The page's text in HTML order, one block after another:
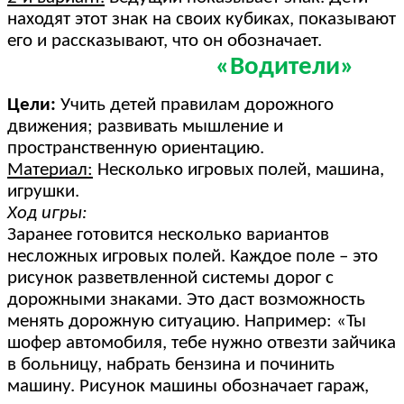
находят этот знак на своих кубиках, показывают
его и рассказывают, что он обозначает.
«Водители»
Цели: Учить детей правилам дорожного
движения; развивать мышление и
пространственную ориентацию.
Материал: Несколько игровых полей, машина,
игрушки.
Ход игры:
Заранее готовится несколько вариантов
несложных игровых полей. Каждое поле – это
рисунок разветвленной системы дорог с
дорожными знаками. Это даст возможность
менять дорожную ситуацию. Например: «Ты
шофер автомобиля, тебе нужно отвезти зайчика
в больницу, набрать бензина и починить
машину. Рисунок машины обозначает гараж,